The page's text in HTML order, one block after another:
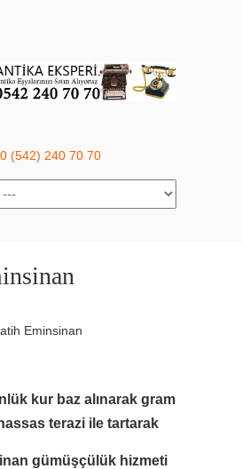
(542) 240 70 70
Eminsinan
kur baz alınarak gram
hassas terazi ile tartarak
gümüşçülük hizmeti